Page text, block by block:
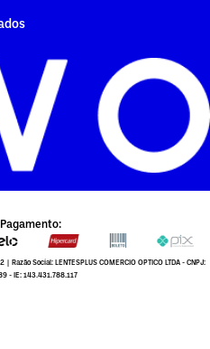
Social: LENTESPLUS COMERCIO OPTICO LTDA - CNPJ:
- IE: 143.431.788.117